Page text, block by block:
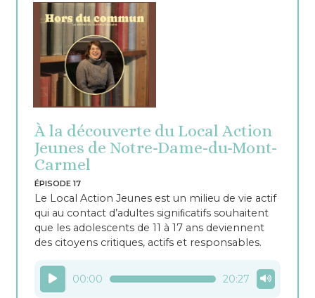
À la découverte du Local Action
Jeunes de Notre-Dame-du-Mont-
Carmel
ÉPISODE 17
Le Local Action Jeunes est un milieu de vie actif
qui au contact d’adultes signiﬁcatifs souhaitent
que les adolescents de 11 à 17 ans deviennent
des citoyens critiques, actifs et responsables.
Lecteur
audio
00:00 20:27